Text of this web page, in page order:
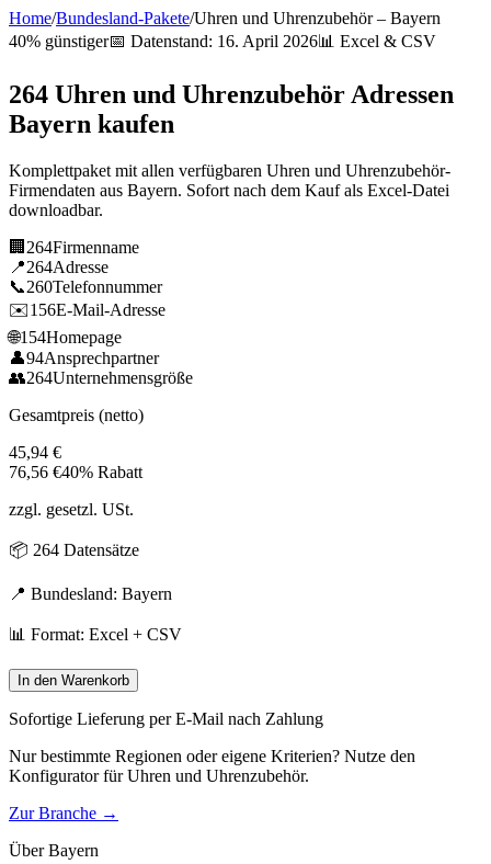
Home/Bundesland-Pakete/Uhren und Uhrenzubehör– Bayern
40% günstiger📅 Datenstand: 16. April 2026📊 Excel & CSV
264 Uhren und Uhrenzubehör Adressen
Bayern kaufen
Komplettpaket mit allen verfügbaren Uhren und Uhrenzubehör-
Firmendaten aus Bayern. Sofort nach dem Kauf als Excel-Datei
downloadbar.
🏢 264Firmenname
📍264Adresse
📞260Telefonnummer
✉️156E-Mail-Adresse
🌐154Homepage
👤94Ansprechpartner
👥264Unternehmensgröße
Gesamtpreis (netto)
45,94 €
76,56 €40% Rabatt
zzgl. gesetzl. USt.
📦 264 Datensätze
📍 Bundesland: Bayern
📊 Format: Excel + CSV
In den Warenkorb
Sofortige Lieferung per E-Mail nach Zahlung
Nur bestimmte Regionen oder eigene Kriterien? Nutze den
Konfigurator fürUhren und Uhrenzubehör.
Zur Branche →
ÜberBayern